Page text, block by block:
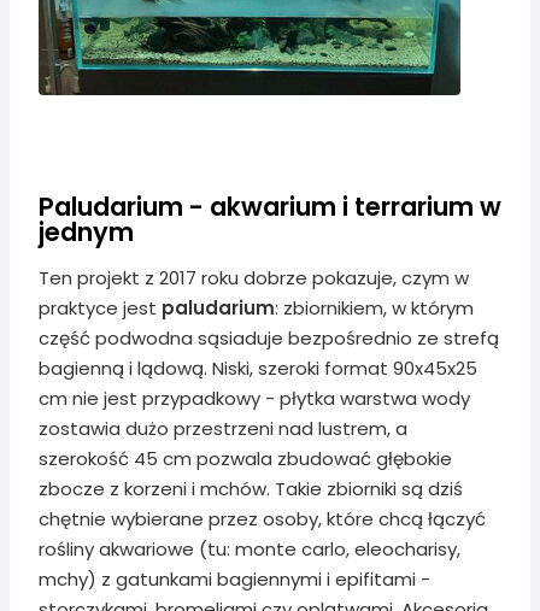
Paludarium - akwarium i terrarium w
jednym
Ten projekt z 2017 roku dobrze pokazuje, czym w
praktyce jest paludarium: zbiornikiem, w którym
część podwodna sąsiaduje bezpośrednio ze strefą
bagienną i lądową. Niski, szeroki format 90x45x25
cm nie jest przypadkowy - płytka warstwa wody
zostawia dużo przestrzeni nad lustrem, a
szerokość 45 cm pozwala zbudować głębokie
zbocze z korzeni i mchów. Takie zbiorniki są dziś
chętnie wybierane przez osoby, które chcą łączyć
rośliny akwariowe (tu: monte carlo, eleocharisy,
mchy) z gatunkami bagiennymi i epifitami -